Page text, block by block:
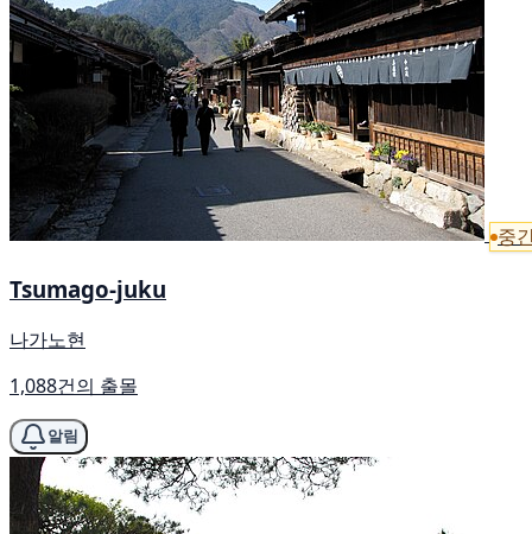
중
Tsumago-juku
나가노현
1,088건의 출몰
알림